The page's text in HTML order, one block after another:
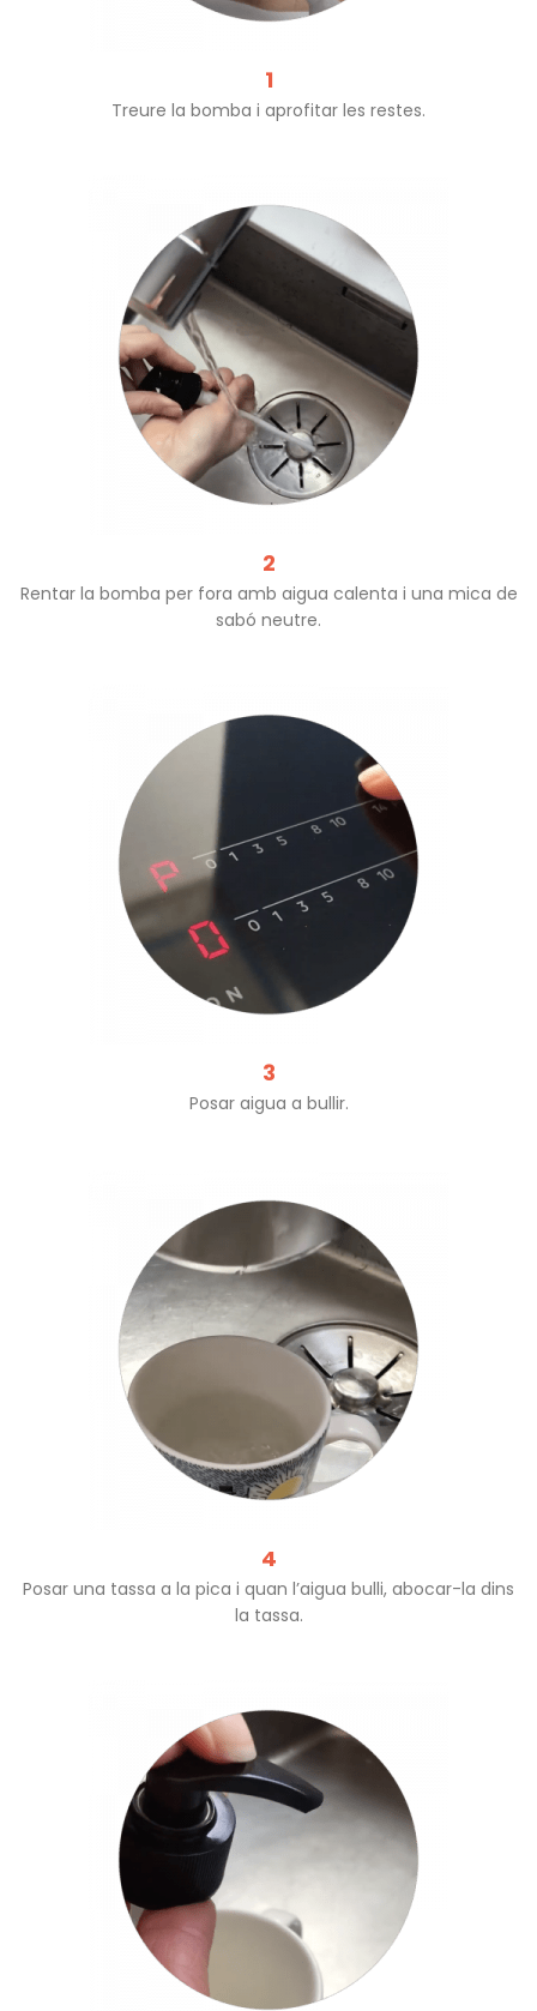
1
Treure la bomba i aprofitar les restes.
2
Rentar la bomba per fora amb aigua calenta i una mica de
sabó neutre.
3
Posar aigua a bullir.
4
Posar una tassa a la pica i quan l’aigua bulli, abocar-la dins
la tassa.